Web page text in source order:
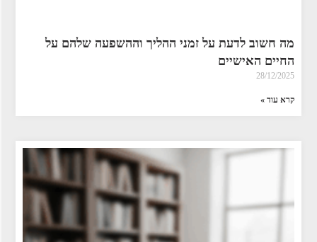
מה חשוב לדעת על זמני ההליך וההשפעה שלהם על
החיים האישיים
28/12/2025
קרא עוד »